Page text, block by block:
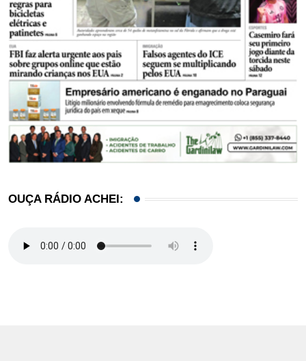
OUÇA RÁDIO ACHEI: